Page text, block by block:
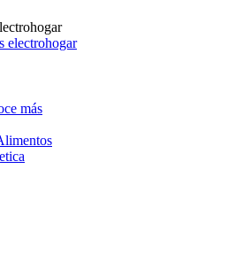
electrohogar
más